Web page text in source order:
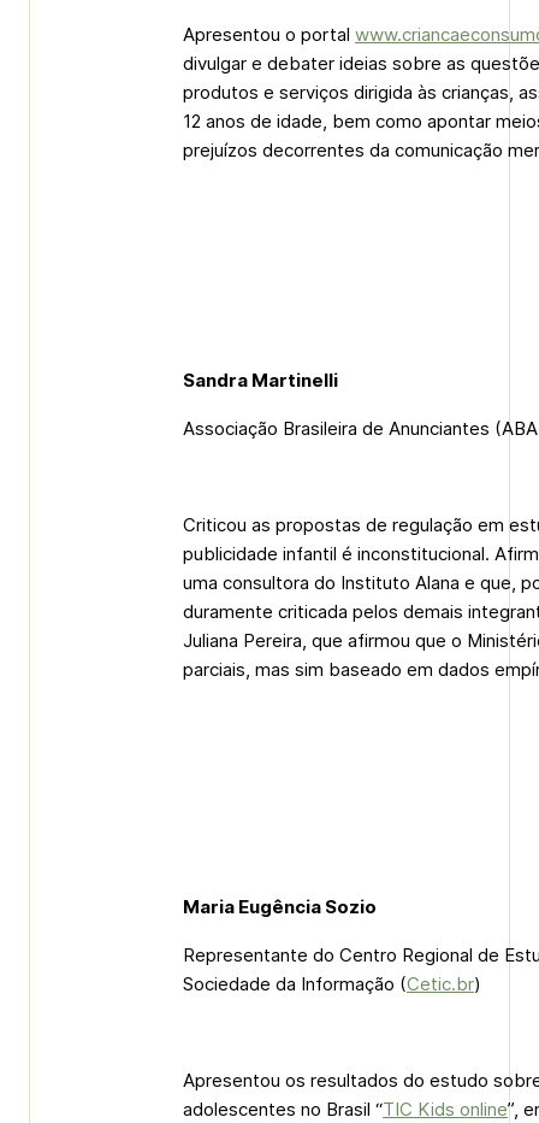
Apresentou o portal
divulgar e debater ideias sobre as
produtos e serviços dirigida às crianças,
12 anos de idade, bem como apontar
prejuízos decorrentes da comunicação
Sandra Martinelli
Associação Brasileira de Anunciantes
Criticou as propostas de regulação em
publicidade infantil é inconstitucional.
uma consultora do Instituto Alana e que,
duramente criticada pelos demais
Juliana Pereira, que afirmou que o
parciais, mas sim baseado em dados
Maria Eugência Sozio
Representante do Centro Regional de
Sociedade da Informação (Cetic.br)
Apresentou os resultados do estudo
adolescentes no Brasil “TIC Kids online”,